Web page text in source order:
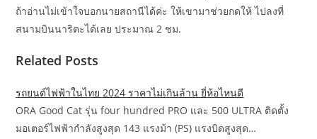
ถ้าอ่านไม่เข้าใจบอกนายสถานีได้ค่ะ ให้เขามาช่วยกดให้ ไปลงที่
สนามบินนาริตะได้เลย ประมาณ 2 ชม.
Related Posts
รถยนต์ไฟฟ้าในไทย 2024 ราคาไม่เกินล้าน ยี่ห้อไหนดี
ORA Good Cat รุ่น four hundred PRO และ 500 ULTRA ติดตั้ง
มอเตอร์ไฟฟ้ากำลังสูงสุด 143 แรงม้า (PS) แรงบิดสูงสุด…